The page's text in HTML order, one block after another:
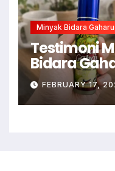
Minyak Bidara Gaharu
Testimoni
Bidara
FEBRUARY 17,